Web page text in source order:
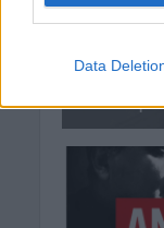
Data